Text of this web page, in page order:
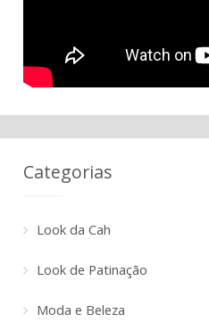
Categorias
Look da Cah
Look de Patinação
Moda e Beleza